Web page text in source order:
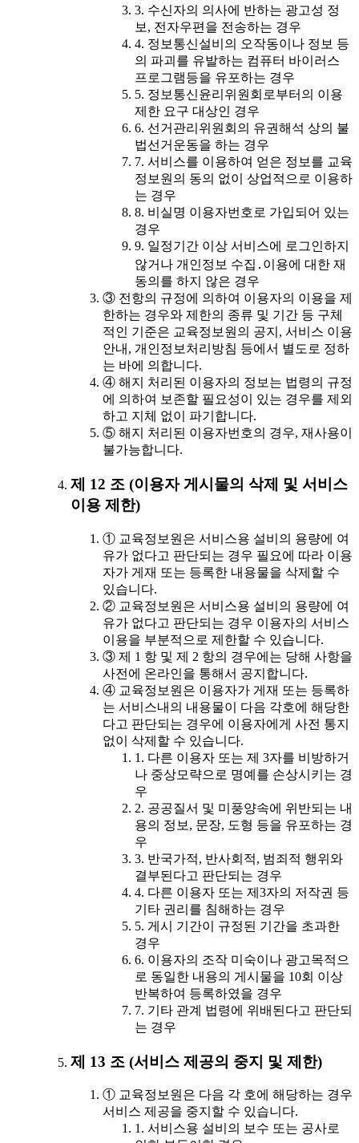
3. 수신자의 의사에 반하는 광고성 정
보, 전자우편을 전송하는 경우
4. 정보통신설비의 오작동이나 정보 등
의 파괴를 유발하는 컴퓨터 바이러스
프로그램등을 유포하는 경우
5. 정보통신윤리위원회로부터의 이용
제한 요구 대상인 경우
6. 선거관리위원회의 유권해석 상의 불
법선거운동을 하는 경우
7. 서비스를 이용하여 얻은 정보를 교육
정보원의 동의 없이 상업적으로 이용하
는 경우
8. 비실명 이용자번호로 가입되어 있는
경우
9. 일정기간 이상 서비스에 로그인하지
않거나 개인정보 수집․이용에 대한 재
동의를 하지 않은 경우
③ 전항의 규정에 의하여 이용자의 이용을 제
한하는 경우와 제한의 종류 및 기간 등 구체
적인 기준은 교육정보원의 공지, 서비스 이용
안내, 개인정보처리방침 등에서 별도로 정하
는 바에 의합니다.
④ 해지 처리된 이용자의 정보는 법령의 규정
에 의하여 보존할 필요성이 있는 경우를 제외
하고 지체 없이 파기합니다.
⑤ 해지 처리된 이용자번호의 경우, 재사용이
불가능합니다.
제 12 조 (이용자 게시물의 삭제 및 서비스
이용 제한)
① 교육정보원은 서비스용 설비의 용량에 여
유가 없다고 판단되는 경우 필요에 따라 이용
자가 게재 또는 등록한 내용물을 삭제할 수
있습니다.
② 교육정보원은 서비스용 설비의 용량에 여
유가 없다고 판단되는 경우 이용자의 서비스
이용을 부분적으로 제한할 수 있습니다.
③ 제 1 항 및 제 2 항의 경우에는 당해 사항을
사전에 온라인을 통해서 공지합니다.
④ 교육정보원은 이용자가 게재 또는 등록하
는 서비스내의 내용물이 다음 각호에 해당한
다고 판단되는 경우에 이용자에게 사전 통지
없이 삭제할 수 있습니다.
1. 다른 이용자 또는 제 3자를 비방하거
나 중상모략으로 명예를 손상시키는 경
우
2. 공공질서 및 미풍양속에 위반되는 내
용의 정보, 문장, 도형 등을 유포하는 경
우
3. 반국가적, 반사회적, 범죄적 행위와
결부된다고 판단되는 경우
4. 다른 이용자 또는 제3자의 저작권 등
기타 권리를 침해하는 경우
5. 게시 기간이 규정된 기간을 초과한
경우
6. 이용자의 조작 미숙이나 광고목적으
로 동일한 내용의 게시물을 10회 이상
반복하여 등록하였을 경우
7. 기타 관계 법령에 위배된다고 판단되
는 경우
제 13 조 (서비스 제공의 중지 및 제한)
① 교육정보원은 다음 각 호에 해당하는 경우
서비스 제공을 중지할 수 있습니다.
1. 서비스용 설비의 보수 또는 공사로